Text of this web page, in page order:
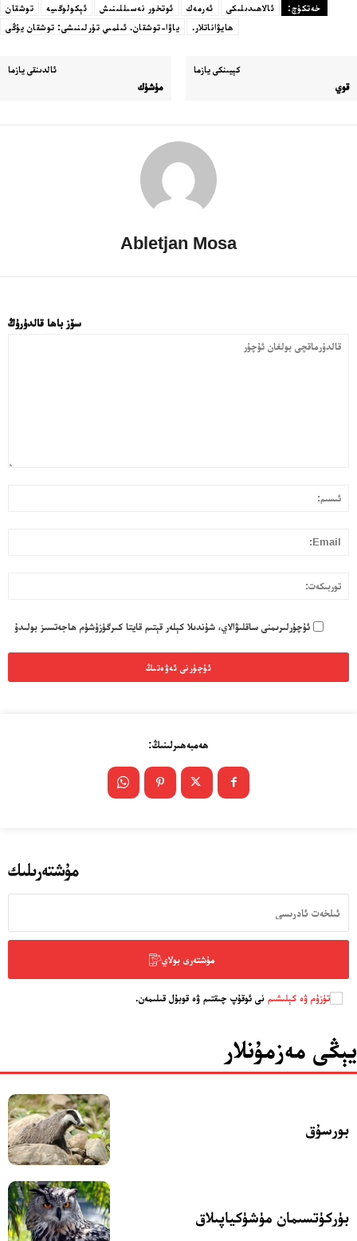
خەتكۈچ: ئالاھىدىلىكى ئەرمەك ئوتخور نەسىللىنىش ئېكولوگىيە
توشقان
ھايۋاناتلار.
ياۋا-توشقان. ئىلمىي تۈرلىنىشى: توشقان يۇڭى
ئالدىنقى يازما
مۈشۈك
كېيىنكى يازما
قوي
Abletjan Mosa
سۆز باھا قالدۇرۇڭ
ئۇچۇرلىرىمنى ساقلىۋالاي، شۇندىلا كېلەر قېتىم قايتا كىرگۈزۈشۈم ھاجەتسىز بولىدۇ
ھەمبەھىرلىنىڭ:
مۇشتەرىلىك
مۇشتەرى بولاي
تۈزۈم ۋە كېلىشىم نى ئوقۇپ چىقتىم ۋە قوبۇل قىلىمەن.
يېڭى مەزمۇنلار
بورسۇق
بۈركۈتسىمان مۈشۈكياپىلاق